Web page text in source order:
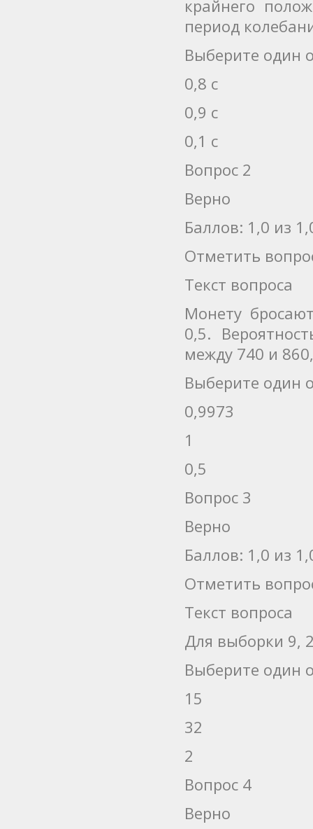
крайнего
период
Выберите один
0,8 с
0,9 с
0,1 с
Вопрос 2
Верно
Баллов: 1,0 из
Отметить
Текст вопроса
Монету
0,5.
между 740 и
Выберите один
0,9973
1
0,5
Вопрос 3
Верно
Баллов: 1,0 из
Отметить
Текст вопроса
Для выборки 9,
Выберите один
15
32
2
Вопрос 4
Верно